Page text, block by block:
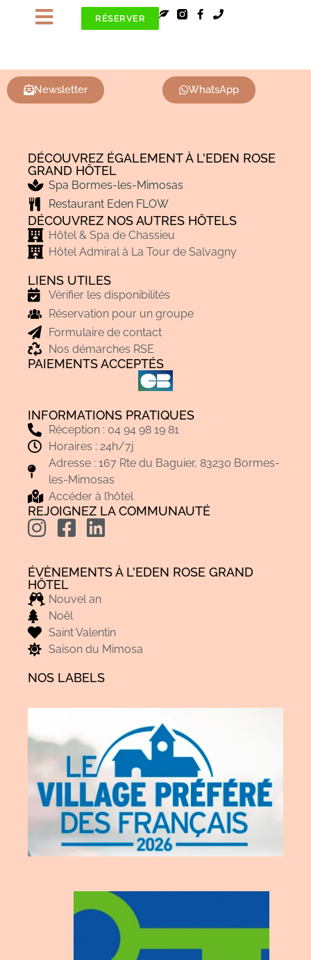
RÉSERVER
Newsletter WhatsApp
DÉCOUVREZ ÉGALEMENT À L'EDEN ROSE
GRAND HÔTEL
Spa Bormes-les-Mimosas
Restaurant Eden FLOW
DÉCOUVREZ NOS AUTRES HÔTELS
Hôtel & Spa de Chassieu
Hôtel Admiral à La Tour de Salvagny
LIENS UTILES
Vérifier les disponibilités
Réservation pour un groupe
Formulaire de contact
Nos démarches RSE
PAIEMENTS ACCEPTÉS
INFORMATIONS PRATIQUES
Réception : 04 94 98 19 81
Horaires : 24h/7j
Adresse : 167 Rte du Baguier, 83230 Bormes-
les-Mimosas
Accéder à l’hôtel
REJOIGNEZ LA COMMUNAUTÉ
ÉVÈNEMENTS À L'EDEN ROSE GRAND
HÔTEL
Nouvel an
Noël
Saint Valentin
Saison du Mimosa
NOS LABELS